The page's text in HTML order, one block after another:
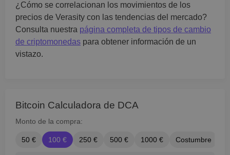
¿Cómo se correlacionan los movimientos de los
precios de Verasity con las tendencias del mercado?
Consulta nuestra página completa de tipos de cambio
de criptomonedas para obtener información de un
vistazo.
Bitcoin Calculadora de DCA
Monto de la compra:
50 € 100 € 250 € 500 € 1000 € Costumbre